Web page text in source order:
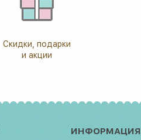
Скидки, подарки
и акции
ИНФОРМАЦИЯ